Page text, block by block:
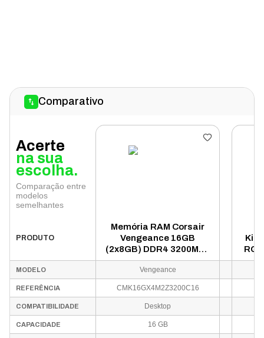
Comparativo
Acerte
na sua
escolha.
Comparação entre
modelos
semelhantes
PRODUTO
Memória RAM Corsair
Vengeance 16GB
(2x8GB) DDR4 3200MHz
- Preto
CMK16GX4M2Z3200C16
MHz
MODELO Vengeance
REFERÊNCIA CMK16GX4M2Z3200C16
COMPATIBILIDADE Desktop
CAPACIDADE 16 GB